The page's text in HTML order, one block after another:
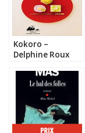
Kokoro –
Delphine Roux